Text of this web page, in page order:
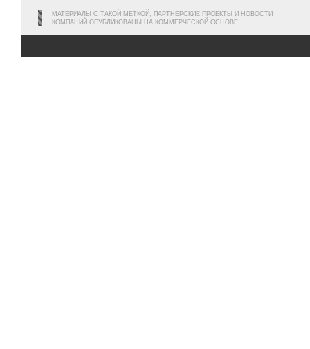
МАТЕРИАЛЫ С ТАКОЙ МЕТКОЙ, ПАРТНЕРСКИЕ ПРОЕКТЫ И НОВОСТИ
КОМПАНИЙ ОПУБЛИКОВАНЫ НА КОММЕРЧЕСКОЙ ОСНОВЕ